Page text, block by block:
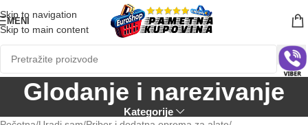
Skip to navigation
Skip to main content
MENI
Glodanje i narezivanje
Kategorije